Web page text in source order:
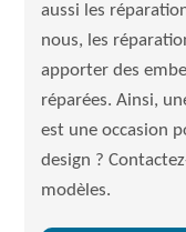
aussi les
nous, les
apporter des
réparées. Ainsi,
est une occasion
design ?
modèles.